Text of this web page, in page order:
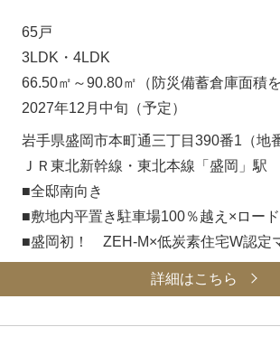
65戸
3LDK・4LDK
66.50㎡～90.80㎡（防災備蓄倉庫面積を
2027年12月中旬（予定）
岩手県盛岡市本町通三丁目390番1（地
ＪＲ東北新幹線・東北本線「盛岡」
■全邸南向き
■敷地内平置き駐車場100％越え×ロー
■盛岡初！ ZEH-M×低炭素住宅W認定
詳細はこちら